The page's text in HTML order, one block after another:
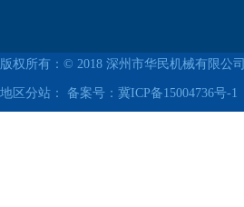
版权所有：© 2018 深州市华民机械有限公司
地区分站： 备案号： 冀ICP备15004736号-1